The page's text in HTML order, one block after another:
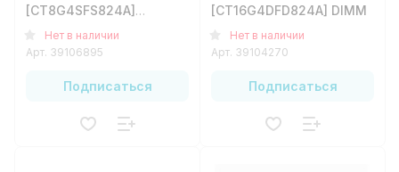
[CT8G4SFS824A]
SODIMM
Нет в наличии
Арт. 39106895
Подписаться
[CT16G4DFD824A] DIMM
Нет в наличии
Арт. 39104270
Подписаться